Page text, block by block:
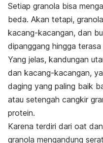
Setiap granola bisa
beda. Akan tetapi,
kacang-kacangan, dan
dipanggang hingga
Yang jelas, kandungan
dan kacang-kacangan,
daging yang paling baik
atau setengah cangkir
protein.
Karena terdiri dari oat
granola mengandung